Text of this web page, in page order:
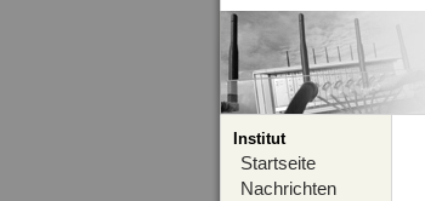
Institut
Startseite
Nachrichten